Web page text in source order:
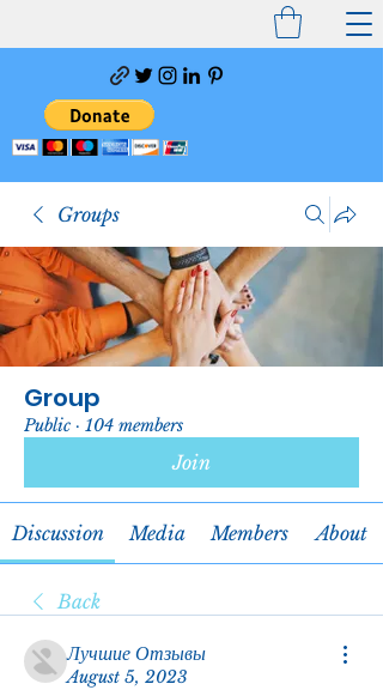
Groups
Group
Public · 104 members
Join
Discussion Media Members About
Back
Лучшие Отзывы
August 5, 2023